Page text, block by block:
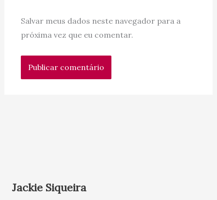
Salvar meus dados neste navegador para a
próxima vez que eu comentar.
Jackie Siqueira